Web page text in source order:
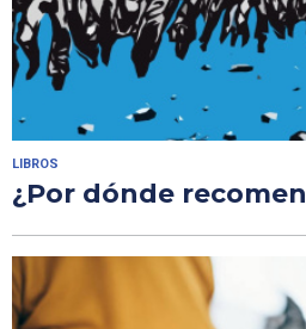
LIBROS
¿Por dónde